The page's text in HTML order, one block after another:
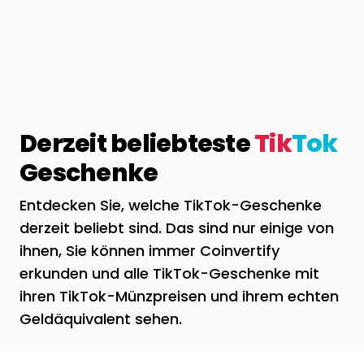
Derzeit beliebtesteTikTok
Geschenke
Entdecken Sie, welche TikTok-Geschenke
derzeit beliebt sind. Das sind nur einige von
ihnen, Sie können immer Coinvertify
erkunden und alle TikTok-Geschenke mit
ihren TikTok-Münzpreisen und ihrem echten
Geldäquivalent sehen.